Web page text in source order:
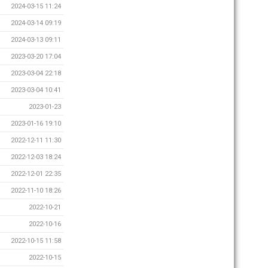
2024-03-15 11:24
2024-03-14 09:19
2024-03-13 09:11
2023-03-20 17:04
2023-03-04 22:18
2023-03-04 10:41
2023-01-23
2023-01-16 19:10
2022-12-11 11:30
2022-12-03 18:24
2022-12-01 22:35
2022-11-10 18:26
2022-10-21
2022-10-16
2022-10-15 11:58
2022-10-15